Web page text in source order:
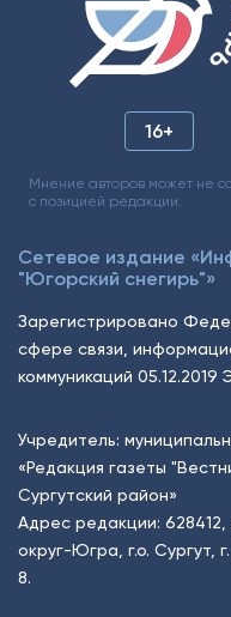
16+
Мнение авторов может не
с позицией редакции.
Сетевое издание
"Югорский снегирь"»
Зарегистрировано
сфере связи,
коммуникаций
Учредитель:
«Редакция газеты
Сургутский район»
Адрес редакции:
округ-Югра, г.о. Сургут,
8.